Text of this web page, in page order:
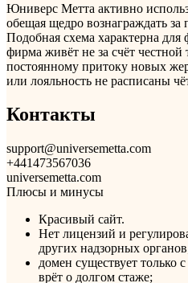
Юниверс Метта активно
обещая щедро вознаграждать за
Подобная схема характерна
фирма живёт не за счёт честной
постоянному притоку новых
или лояльность не расписаны
Контакты
support@universemetta.com
+441473567036
universemetta.com
Плюсы и минусы
Красивый сайт.
Нет лицензий и
других надзорных
домен существует только
врёт о долгом стаже;